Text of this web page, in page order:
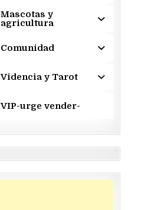
Mascotas y
agricultura
Comunidad
Videncia y Tarot
VIP-urge vender-